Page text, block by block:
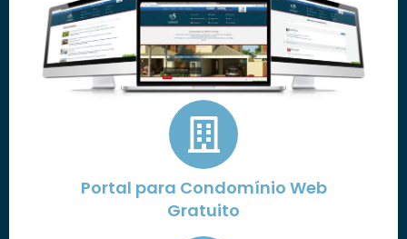
Portal para Condomínio Web
Gratuito